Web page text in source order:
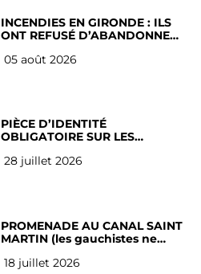
INCENDIES EN GIRONDE : ILS
ONT REFUSÉ D’ABANDONNER
05 août 2026
PIÈCE D’IDENTITÉ
OBLIGATOIRE SUR LES
Français
28 juillet 2026
PROMENADE AU CANAL SAINT
MARTIN (les gauchistes ne
18 juillet 2026